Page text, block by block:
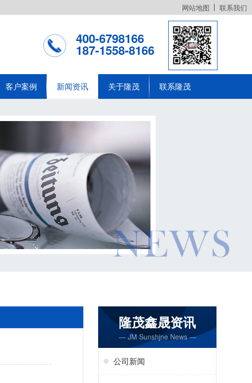
网站地图 联系我们
400-6798166
187-1558-8166
客户案例 新闻资讯 关于隆茂 联系隆茂
隆茂鑫晟资讯
— JM Sunshjne News —
公司新闻